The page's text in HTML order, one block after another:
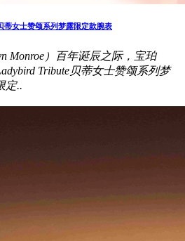
女士赞颂系列梦露限定款腕表
Monroe）百年诞辰之际，宝珀
Tribute贝蒂女士赞颂系列梦
定..